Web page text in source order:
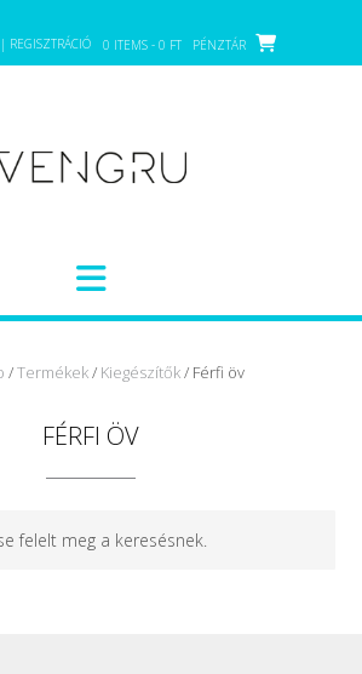
REGISZTRÁCIÓ 0 ITEMS - 0 FT PÉNZTÁR
/Termékek/ Kiegészítők/ Férfi öv
FÉRFI ÖV
felelt meg a keresésnek.